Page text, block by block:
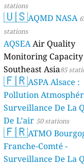
stations
🇺🇸AQMD NASA
stations
AQSEAAir Quality
Monitoring
Southeast Asia85
🇫🇷ASPA Alsace :
Pollution
Surveillance De La
De L’air 50 stations
🇫🇷ATMO
Franche-Comté -
Surveillance De La